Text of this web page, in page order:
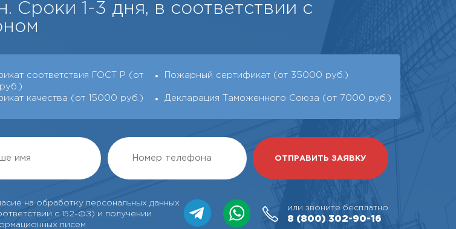
Cроки 1-3 дня, в соответствии с
соответствия ГОСТ Р (от
Пожарный сертификат (от 35000 руб.)
качества (от 15000 руб.) Декларация Таможенного Союза (от 7000 руб.)
на обработку персональных данных
с 152-ФЗ) и получении
писем
или звоните бесплатно
8 (800) 302-90-16